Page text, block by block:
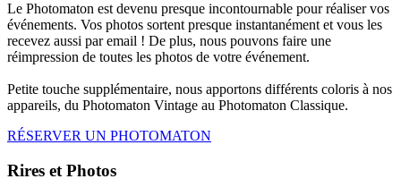
Le Photomaton est devenu presque incontournable pour réaliser vos
événements. Vos photos sortent presque instantanément et vous les
recevez aussi par email ! De plus, nous pouvons faire une
réimpression de toutes les photos de votre événement.
Petite touche supplémentaire, nous apportons différents coloris à nos
appareils, du Photomaton Vintage au Photomaton Classique.
RÉSERVER UN PHOTOMATON
Rires et Photos